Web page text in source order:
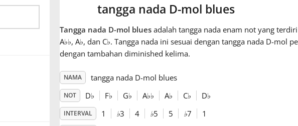
tangga nada D-mol blues
Tangga nada D-mol bluesadalah tangga nada enam not yang
A♭♭, A♭, dan C♭. Tangga nada ini sesuai dengan tangga nada D-mol
dengan tambahan diminished kelima.
NAMA tangga nada D-mol blues
NOT D♭ F♭ G♭ A♭♭ A♭ C♭ D♭
INTERVAL 1 ♭3 4 ♭5 5 ♭7 1